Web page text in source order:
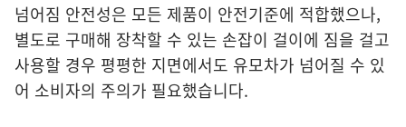
넘어짐 안전성은 모든 제품이 안전기준에 적합했으나,
별도로 구매해 장착할 수 있는 손잡이 걸이에 짐을 걸고
사용할 경우 평평한 지면에서도 유모차가 넘어질 수 있
어 소비자의 주의가 필요했습니다.